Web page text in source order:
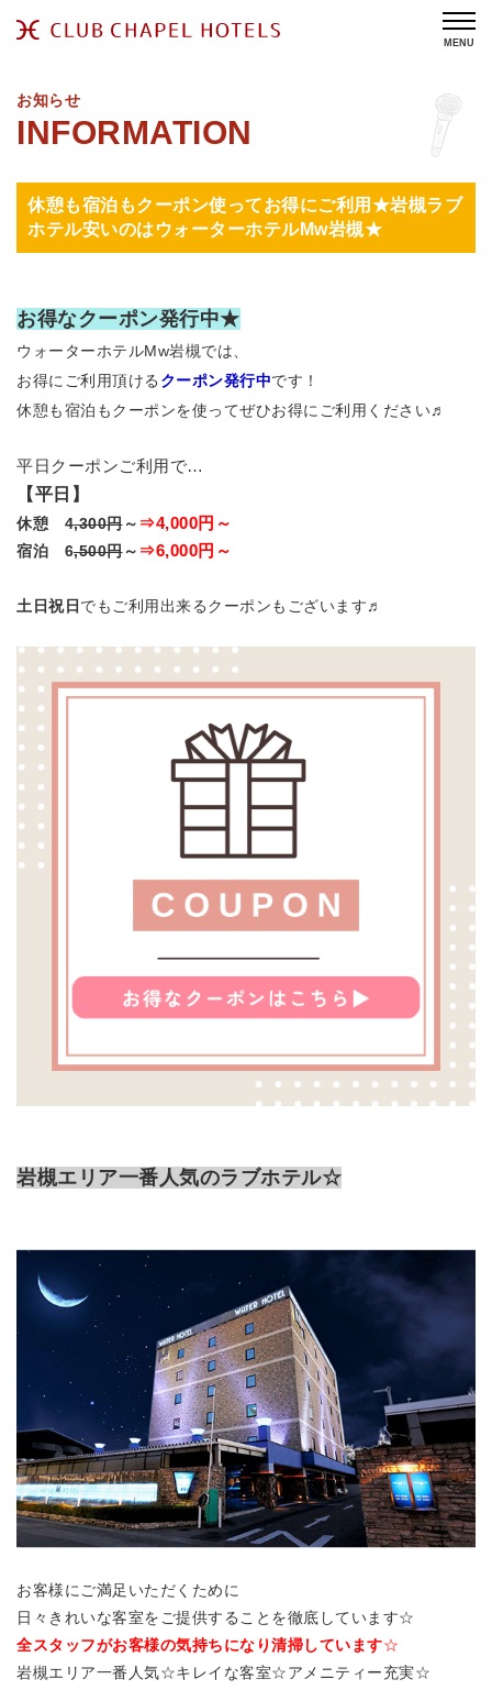
MENU
お知らせ
休憩も宿泊もクーポン使ってお得にご利用★岩槻ラブ
ホテル安いのはウォーターホテルMw岩槻★
お得なクーポン発行中★
ウォーターホテルMw岩槻では、
お得にご利用頂ける クーポン発行中です！
休憩も宿泊もクーポンを使ってぜひお得にご利用ください♬
平日クーポンご利用で…
【平日】
休憩 4,300円～ ⇒4,000円～
宿泊 6,500円～ ⇒6,000円～
土日祝日 でもご利用出来るクーポンもございます♬
岩槻エリア一番人気のラブホテル☆
お客様にご満足いただくために
日々きれいな客室をご提供することを徹底しています☆
全スタッフがお客様の気持ちになり清掃しています☆
岩槻エリア一番人気☆キレイな客室☆アメニティー充実☆